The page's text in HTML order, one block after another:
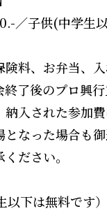
／子供(中学生
料、お弁当、
終了後のプロ興
納入された参加
となった場合も
ださい。
下は無料です）